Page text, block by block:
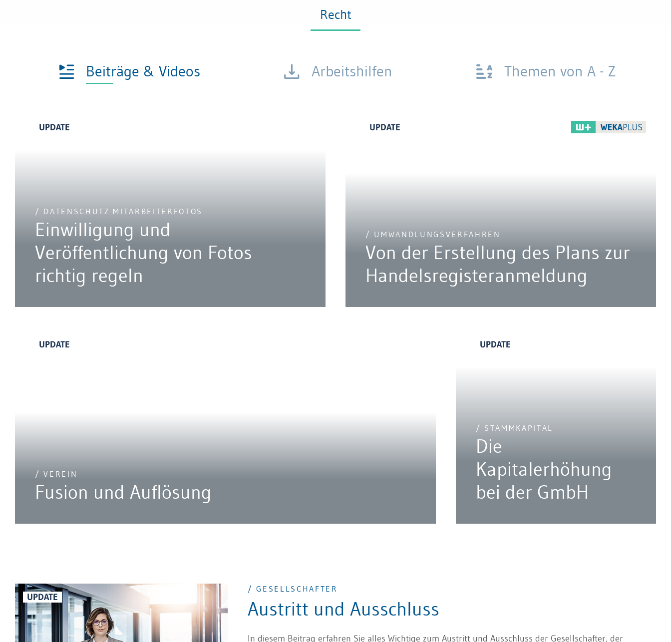
Recht
Beiträge & Videos Arbeitshilfen Themen von A - Z
UPDATE
/ DATENSCHUTZ MITARBEITERFOTOS
Einwilligung und
Veröffentlichung von Fotos
richtig regeln
UPDATE
/ UMWANDLUNGSVERFAHREN
Von der Erstellung des Plans zur
Handelsregisteranmeldung
UPDATE
/ VEREIN
Fusion und Auflösung
UPDATE
/ STAMMKAPITAL
Die
Kapitalerhöhung
bei der GmbH
UPDATE
/ GESELLSCHAFTER
Austritt und Ausschluss
In diesem Beitrag erfahren Sie alles Wichtige zum Austritt und Ausschluss der Gesellschafter, der